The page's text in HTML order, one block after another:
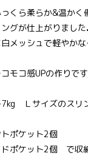
くら柔らか&温か
グが仕上がりまし
メッシュで軽やか
モコ感UPの作りで
Ｌサイズのスリン
ポケット2個
ドポケット2個 で収